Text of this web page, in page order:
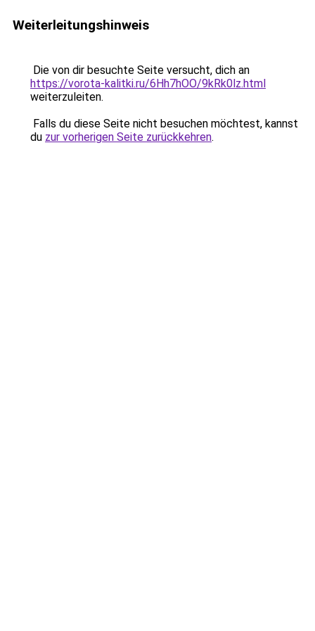
Weiterleitungshinweis
Die von dir besuchte Seite versucht, dich an
https://vorota-kalitki.ru/6Hh7hOO/9kRk0lz.html
weiterzuleiten.
Falls du diese Seite nicht besuchen möchtest, kannst
du zur vorherigen Seite zurückkehren.